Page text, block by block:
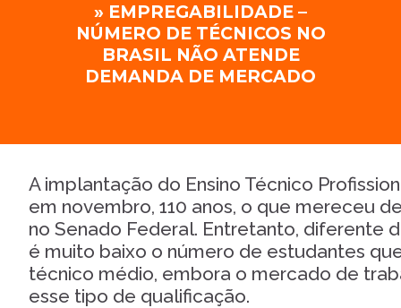
» EMPREGABILIDADE –
NÚMERO DE TÉCNICOS NO
BRASIL NÃO ATENDE
DEMANDA DE MERCADO
A implantação do Ensino Técnico
em novembro, 110 anos, o que mereceu
no Senado Federal. Entretanto, diferente
é muito baixo o número de estudantes
técnico médio, embora o mercado de
esse tipo de qualificação.